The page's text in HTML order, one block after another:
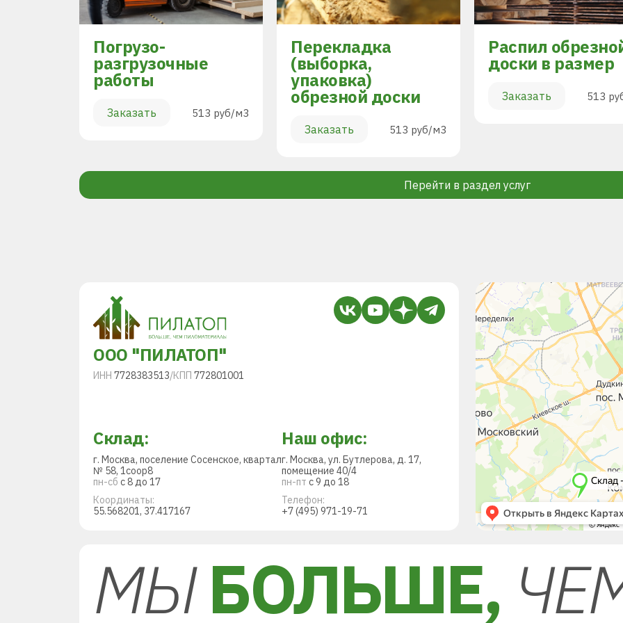
Погрузо-
разгрузочные
работы
Заказать 513 руб/м3
Перекладка
(выборка,
упаковка)
обрезной доски
Заказать 513 руб/м3
Распил
доски в размер
Заказать 513
Перейти в раздел услуг
ООО "ПИЛАТОП"
ИНН 7728383513/КПП 772801001
Склад:
г. Москва, поселение Сосенское, квартал
№ 58, 1соор8
пн-сб с 8 до 17
Координаты:
55.568201, 37.417167
Наш офис:
г. Москва, ул. Бутлерова, д. 17,
помещение 40/4
пн-пт с 9 до 18
Телефон:
+7 (495) 971-19-71
МЫБОЛЬШЕ,